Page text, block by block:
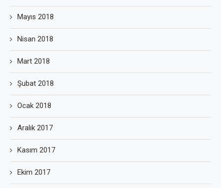
Mayıs 2018
Nisan 2018
Mart 2018
Şubat 2018
Ocak 2018
Aralık 2017
Kasım 2017
Ekim 2017